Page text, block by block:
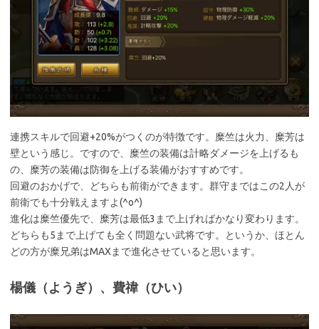
連携スキルで回避+20%がつくのが特徴です。糜竺は火力、糜芳は
壁という感じ。ですので、糜竺の装備は計略ダメージを上げるも
の、糜芳の装備は防御を上げる装備がおすすめです。
回避のおかげで、どちらも前衛ができます。群守まではこの2人が
前衛でも十分戦えますよ(^o^)
進化は糜竺優先で、糜芳は最低3まで上げればかなり変わります。
どちらも5まで上げても全く問題ない武将です。というか、ほとん
どの方が糜兄弟はMAXまで進化させていると思います。
楊儀（ようぎ）、費禕（ひい）